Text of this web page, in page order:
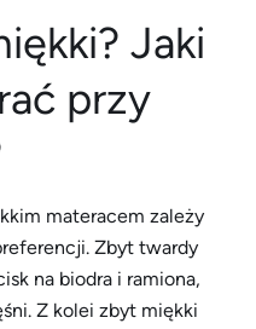
Jaki
przy
materacem zależy
Zbyt twardy
na biodra i ramiona,
Z kolei zbyt miękki